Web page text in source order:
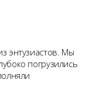
энтузиастов. Мы
погрузились